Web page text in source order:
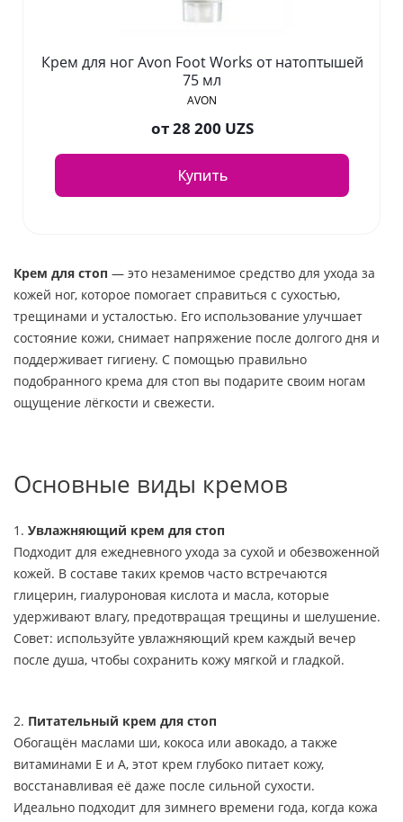
Крем для ног Avon Foot Works от натоптышей
75 мл
AVON
от28 200 UZS
Купить
Крем для стоп — это незаменимое средство для ухода за
кожей ног, которое помогает справиться с сухостью,
трещинами и усталостью. Его использование улучшает
состояние кожи, снимает напряжение после долгого дня и
поддерживает гигиену. С помощью правильно
подобранного крема для стоп вы подарите своим ногам
ощущение лёгкости и свежести.
Основные виды кремов
1. Увлажняющий крем для стоп
Подходит для ежедневного ухода за сухой и обезвоженной
кожей. В составе таких кремов часто встречаются
глицерин, гиалуроновая кислота и масла, которые
удерживают влагу, предотвращая трещины и шелушение.
Совет: используйте увлажняющий крем каждый вечер
после душа, чтобы сохранить кожу мягкой и гладкой.
2. Питательный крем для стоп
Обогащён маслами ши, кокоса или авокадо, а также
витаминами E и A, этот крем глубоко питает кожу,
восстанавливая её даже после сильной сухости.
Идеально подходит для зимнего времени года, когда кожа